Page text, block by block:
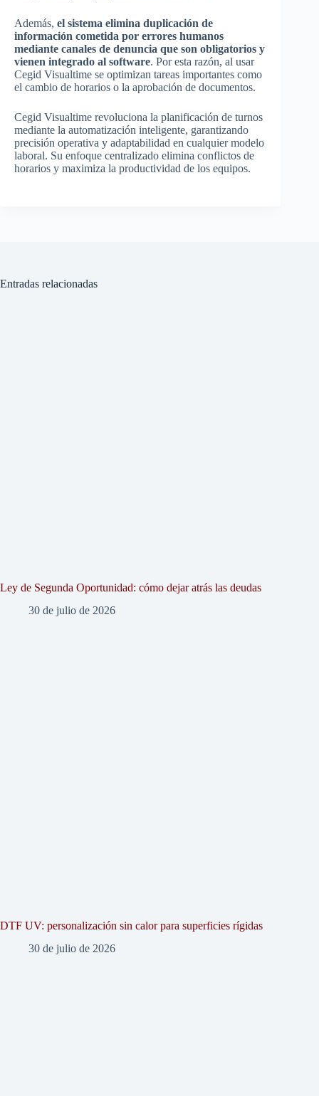
Además, el sistema elimina duplicación de
información cometida por errores humanos
mediante canales de denuncia que son obligatorios y
vienen integrado al software. Por esta razón, al usar
Cegid Visualtime se optimizan tareas importantes como
el cambio de horarios o la aprobación de documentos.
Cegid Visualtime revoluciona la planificación de turnos
mediante la automatización inteligente, garantizando
precisión operativa y adaptabilidad en cualquier modelo
laboral. Su enfoque centralizado elimina conflictos de
horarios y maximiza la productividad de los equipos.
Entradas relacionadas
Ley de Segunda Oportunidad: cómo dejar atrás las deudas
30 de julio de 2026
DTF UV: personalización sin calor para superficies rígidas
30 de julio de 2026